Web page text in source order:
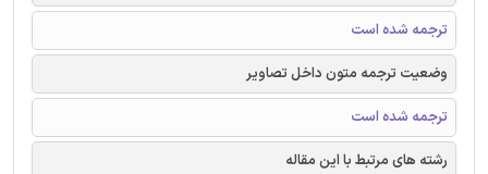
ترجمه شده است
وضعیت ترجمه متون داخل تصاویر
ترجمه شده است
رشته های مرتبط با این مقاله